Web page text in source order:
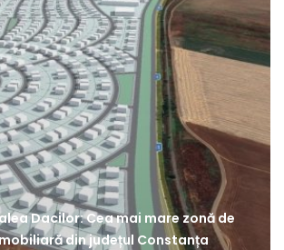
Dacilor: Cea mai mare zonă de
din județul Constanța